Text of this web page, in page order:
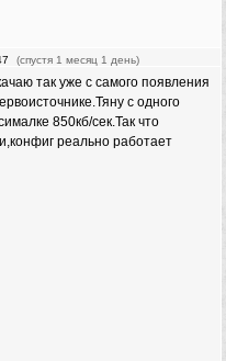
(спустя 1 месяц 1 день)
так уже с самого появления
с одного
850кб/сек.Так что
реально работает